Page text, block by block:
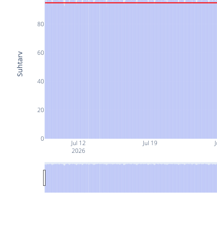
Jul 12
2026
Jul 19
0
20
40
60
80
Suhtarv